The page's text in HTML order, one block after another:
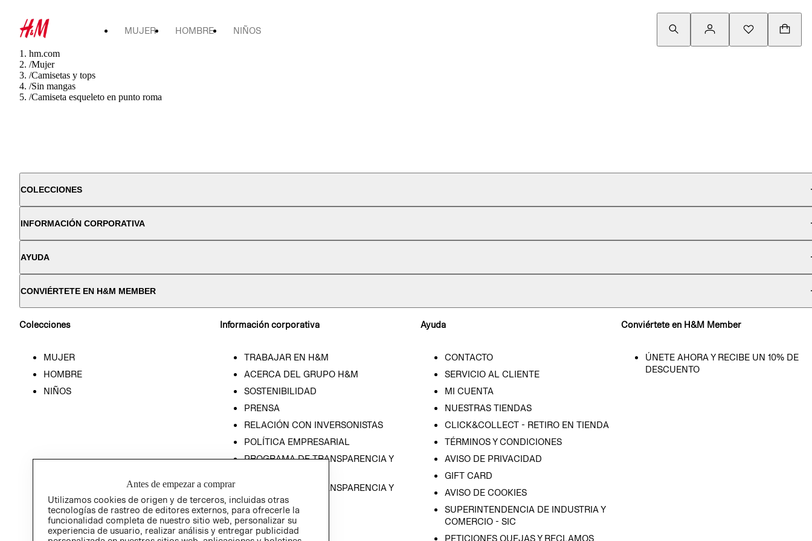
MUJER HOMBRE NIÑOS
hm.com
/Mujer
/Camisetas y tops
/Sin mangas
/Camiseta esqueleto en punto roma
COLECCIONES
INFORMACIÓN CORPORATIVA
AYUDA
CONVIÉRTETE EN H&M MEMBER
Colecciones
MUJER
HOMBRE
NIÑOS
Información corporativa
TRABAJAR EN H&M
ACERCA DEL GRUPO H&M
SOSTENIBILIDAD
PRENSA
RELACIÓN CON INVERSONISTAS
POLÍTICA EMPRESARIAL
PROGRAMA DE TRANSPARENCIA Y
PROGRAMA DE TRANSPARENCIA Y
ÉTICA (INGLÉS)
Ayuda
CONTACTO
SERVICIO AL CLIENTE
MI CUENTA
NUESTRAS TIENDAS
CLICK&COLLECT - RETIRO EN TIENDA
TÉRMINOS Y CONDICIONES
AVISO DE PRIVACIDAD
GIFT CARD
AVISO DE COOKIES
SUPERINTENDENCIA DE INDUSTRIA Y
COMERCIO - SIC
PETICIONES QUEJAS Y RECLAMOS
Conviértete en H&M Member
ÚNETE AHORA Y RECIBE UN 10% DE
DESCUENTO
Antes de empezar a comprar
Utilizamos cookies de origen y de terceros, incluidas otras
tecnologías de rastreo de editores externos, para ofrecerle la
funcionalidad completa de nuestro sitio web, personalizar su
experiencia de usuario, realizar análisis y entregar publicidad